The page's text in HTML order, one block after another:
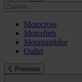
Motocross
Motorfiets
Mountainbike
Outlet
Previous